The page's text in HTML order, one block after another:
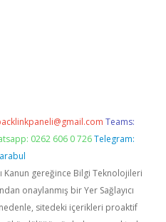
Teams:
0262 606 0 726 Telegram:
Kanun gereğince Bilgi Teknolojileri
onaylanmış bir Yer Sağlayıcı
sitedeki içerikleri proaktif